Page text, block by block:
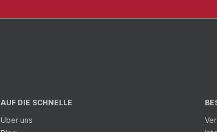
AUF DIE SCHNELLE
Über uns